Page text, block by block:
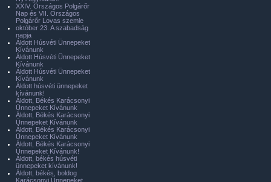
XXIV. Országos Polgárőr
Nap és VII. Országos
Polgárőr Lovas szemle
október 23. A szabadság
napja
Áldott Húsvéti Ünnepeket
Kívánunk
Áldott Húsvéti Ünnepeket
Kívánunk
Áldott Húsvéti Ünnepeket
Kívánunk
Áldott húsvéti ünnepeket
kívánunk!
Áldott, Békés Karácsonyi
Ünnepeket Kívánunk
Áldott, Békés Karácsonyi
Ünnepeket Kívánunk
Áldott, Békés Karácsonyi
Ünnepeket Kívánunk
Áldott, Békés Karácsonyi
Ünnepeket Kívánunk!
Áldott, békés húsvéti
ünnepeket kívánunk!
Áldott, békés, boldog
Karácsonyi Ünnepeket